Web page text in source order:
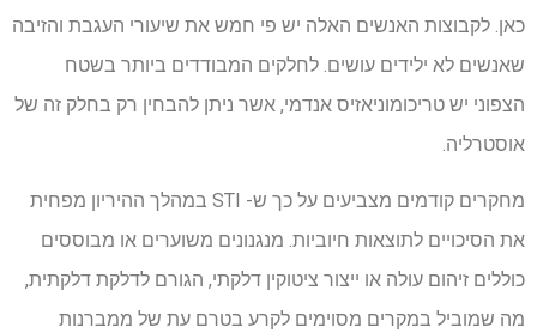
כאן. לקבוצות האנשים האלה יש פי חמש את שיעורי העגבת והזיבה
שאנשים לא ילידים עושים. לחלקים המבודדים ביותר בשטח
הצפוני יש טריכומוניאזיס אנדמי, אשר ניתן להבחין רק בחלק זה של
אוסטרליה.
מחקרים קודמים מצביעים על כך ש- STI במהלך ההיריון מפחית
את הסיכויים לתוצאות חיוביות. מנגנונים משוערים או מבוססים
כוללים זיהום עולה או ייצור ציטוקין דלקתי, הגורם לדלקת דלקתית,
מה שמוביל במקרים מסוימים לקרע בטרם עת של ממברנות